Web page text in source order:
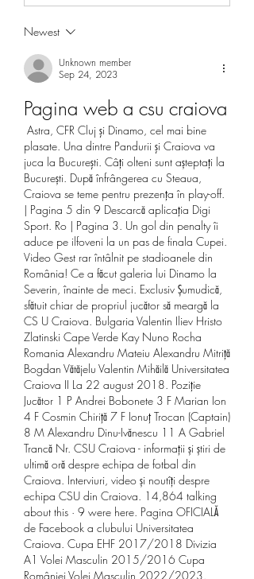
Newest
Unknown member
Sep 24, 2023
Pagina web a csu craiova
plasate. Una dintre Pandurii şi Craiova va
juca la Bucureşti. Câți olteni sunt așteptați la
București. După înfrângerea cu Steaua,
Craiova se teme pentru prezenţa în play-off.
| Pagina 5 din 9 Descarcă aplicația Digi
Sport. Ro | Pagina 3. Un gol din penalty îi
aduce pe ilfoveni la un pas de finala Cupei.
Video Gest rar întâlnit pe stadioanele din
România! Ce a făcut galeria lui Dinamo la
Severin, înainte de meci. Exclusiv Șumudică,
sfătuit chiar de propriul jucător să meargă la
CS U Craiova. Bulgaria Valentin Iliev Hristo
Zlatinski Cape Verde Kay Nuno Rocha
Romania Alexandru Mateiu Alexandru Mitriță
Bogdan Vătăjelu Valentin Mihăilă Universitatea
Craiova II La 22 august 2018. Poziție
Jucător 1 P Andrei Bobonete 3 F Marian Ion
4 F Cosmin Chiriță 7 F Ionuț Trocan (Captain)
8 M Alexandru Dinu-Ivănescu 11 A Gabriel
Trancă Nr. CSU Craiova - informații și știri de
ultimă oră despre echipa de fotbal din
Craiova. Interviuri, video și noutîți despre
echipa CSU din Craiova. 14,864 talking
about this · 9 were here. Pagina OFICIALĂ
de Facebook a clubului Universitatea
Craiova. Cupa EHF 2017/2018 Divizia
A1 Volei Masculin 2015/2016 Cupa
României Volei Masculin 2022/2023.